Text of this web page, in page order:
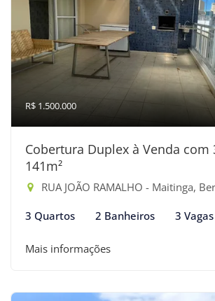
R$ 1.500.000
Cobertura Duplex à Venda com
141m²
RUA JOÃO RAMALHO - Maitinga,
3 Quartos 2 Banheiros 3 Vagas
Mais informações